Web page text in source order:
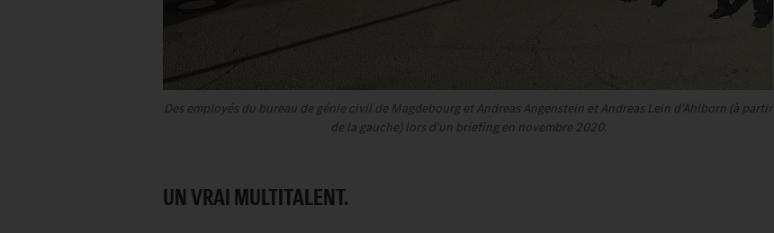
Des employés du bureau de génie civil de Magdebourg et Andreas Angenstein et Andreas Lein d'Ahlborn (à partir
de la gauche) lors d'un briefing en novembre 2020.
UN VRAI MULTITALENT.